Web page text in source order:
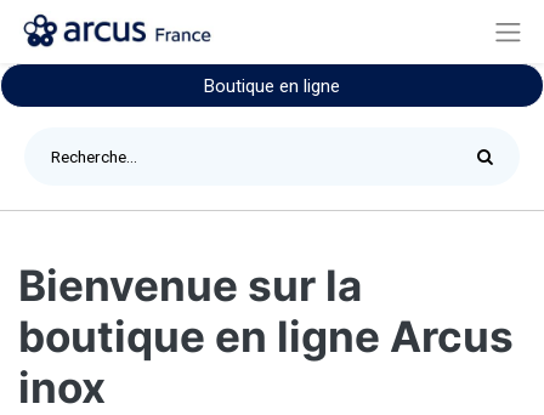
Boutique en ligne
Bienvenue sur la
boutique en ligne Arcus
inox